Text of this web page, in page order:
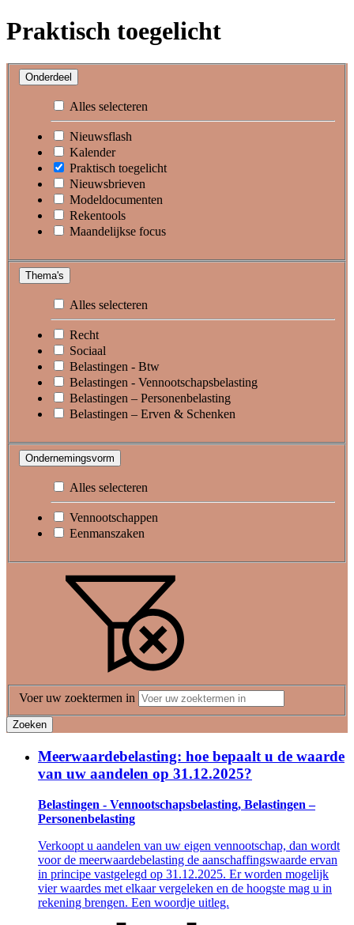
Praktisch toegelicht
Onderdeel
Alles selecteren
Nieuwsflash
Kalender
Praktisch toegelicht
Nieuwsbrieven
Modeldocumenten
Rekentools
Maandelijkse focus
Thema's
Alles selecteren
Recht
Sociaal
Belastingen - Btw
Belastingen - Vennootschapsbelasting
Belastingen – Personenbelasting
Belastingen – Erven & Schenken
Ondernemingsvorm
Alles selecteren
Vennootschappen
Eenmanszaken
Voer uw zoektermen in
Zoeken
Meerwaardebelasting: hoe bepaalt u de waarde
van uw aandelen op 31.12.2025?
Belastingen - Vennootschapsbelasting, Belastingen –
Personenbelasting
Verkoopt u aandelen van uw eigen vennootschap, dan wordt
voor de meerwaardebelasting de aanschaffingswaarde ervan
in principe vastgelegd op 31.12.2025. Er worden mogelijk
vier waardes met elkaar vergeleken en de hoogste mag u in
rekening brengen. Een woordje uitleg.